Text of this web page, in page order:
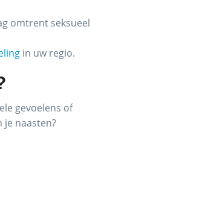
omtrent seksueel
in uw regio.
gevoelens of
naasten?